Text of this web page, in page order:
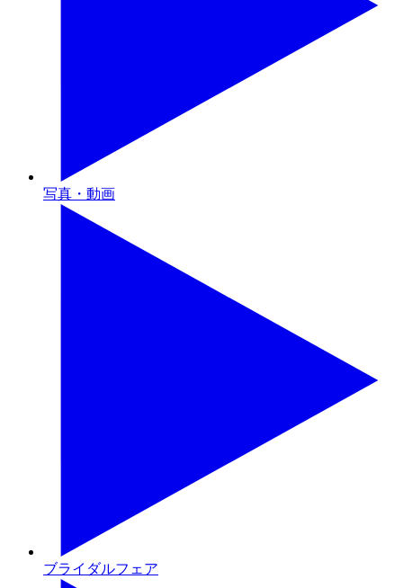
写真・動画
ブライダルフェア